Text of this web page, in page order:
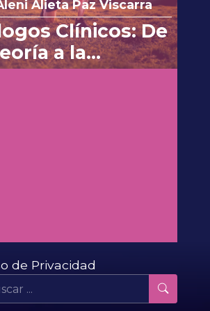
Alieta Paz Viscarra
Clínicos: De
a la
con SPM's
perinatal?
de Privacidad